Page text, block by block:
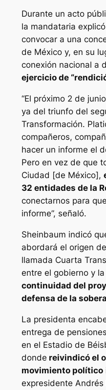
Durante un acto
la mandataria
convocar a una
de México y, en su
conexión nacional a
ejercicio de
“El próximo 2 de
ya del triunfo del
Transformación.
compañeros,
hacer un informe el
Pero en vez de que
Ciudad [de México],
32 entidades de la
conectarnos para
informe”, señaló.
Sheinbaum indicó
abordará el origen
llamada Cuarta
entre el gobierno y
continuidad del
defensa de la
La presidenta
entrega de
en el Estadio de
donde reivindicó el
movimiento político
expresidente